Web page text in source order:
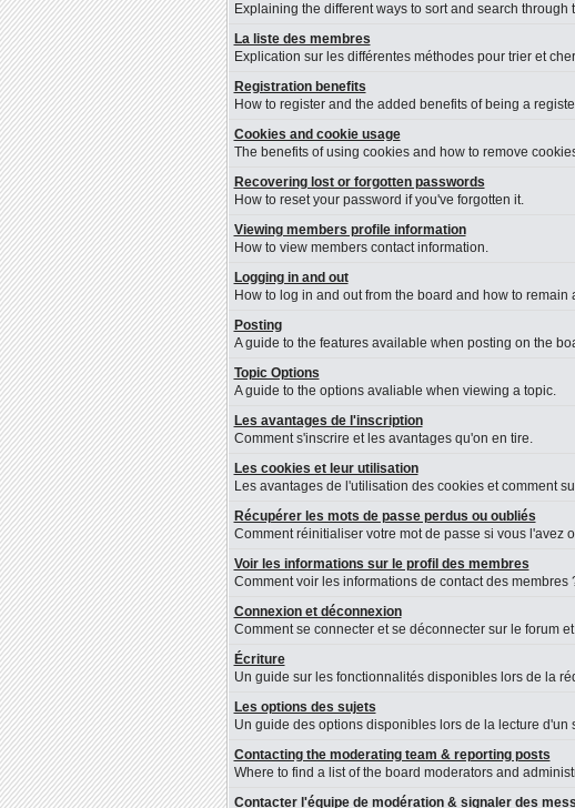
Explaining the different ways to sort and search through
La liste des membres
Explication sur les différentes méthodes pour trier et
Registration benefits
How to register and the added benefits of being a
Cookies and cookie usage
The benefits of using cookies and how to remove
Recovering lost or forgotten passwords
How to reset your password if you've forgotten it.
Viewing members profile information
How to view members contact information.
Logging in and out
How to log in and out from the board and how to
Posting
A guide to the features available when posting on the
Topic Options
A guide to the options avaliable when viewing a topic.
Les avantages de l'inscription
Comment s'inscrire et les avantages qu'on en tire.
Les cookies et leur utilisation
Les avantages de l'utilisation des cookies et comment
Récupérer les mots de passe perdus ou oubliés
Comment réinitialiser votre mot de passe si vous l'avez
Voir les informations sur le profil des membres
Comment voir les informations de contact des membres
Connexion et déconnexion
Comment se connecter et se déconnecter sur le forum
Écriture
Un guide sur les fonctionnalités disponibles lors de la
Les options des sujets
Un guide des options disponibles lors de la lecture d'un
Contacting the moderating team & reporting posts
Where to find a list of the board moderators and
Contacter l'équipe de modération & signaler des